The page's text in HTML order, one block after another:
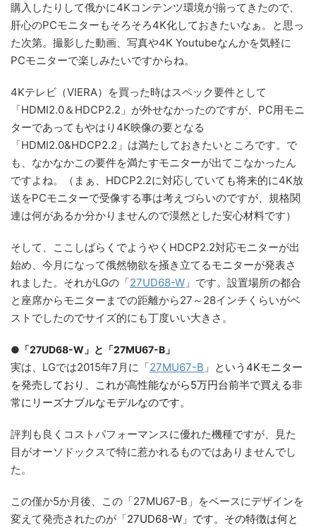
購入したりして俄かに4Kコンテンツ環境が揃ってきたので、
肝心のPCモニターもそろそろ4K化しておきたいなぁ。と思っ
た次第。撮影した動画、写真や4K Youtubeなんかを気軽に
PCモニターで楽しみたいですからね。
4Kテレビ（VIERA）を買った時はスペック要件として
「HDMI2.0＆HDCP2.2」が外せなかったのですが、PC用モニ
ターであってもやはり4K映像の要となる
「HDMI2.0&HDCP2.2」は満たしておきたいところです。で
も、なかなかこの要件を満たすモニターが出てこなかったん
ですよね。（まぁ、HDCP2.2に対応していても将来的に4K放
送をPCモニターで受像する事は考えづらいのですが、規格関
連は何があるか分かりませんので漠然とした安心材料です）
そして、ここしばらくでようやくHDCP2.2対応モニターが出
始め、今月になって俄然物欲を掻き立てるモニターが発表さ
れました。それがLGの「27UD68-W 」です。設置場所の都合
と座席からモニターまでの距離から27～28インチくらいがベ
ストでしたのでサイズ的にも丁度いい大きさ。
●「27UD68-W」と「27MU67-B」
実は、LGでは2015年7月に「27MU67-B 」という4Kモニター
を発売しており、これが高性能ながら5万円台前半で買える非
常にリーズナブルなモデルなのです。
評判も良くコストパフォーマンスに優れた機種ですが、見た
目がオーソドックスで特に惹かれるものではありませんでし
た。
この僅か5か月後、この「27MU67-B」をベースにデザインを
変えて発売されたのが「27UD68-W」です。その特徴は何と